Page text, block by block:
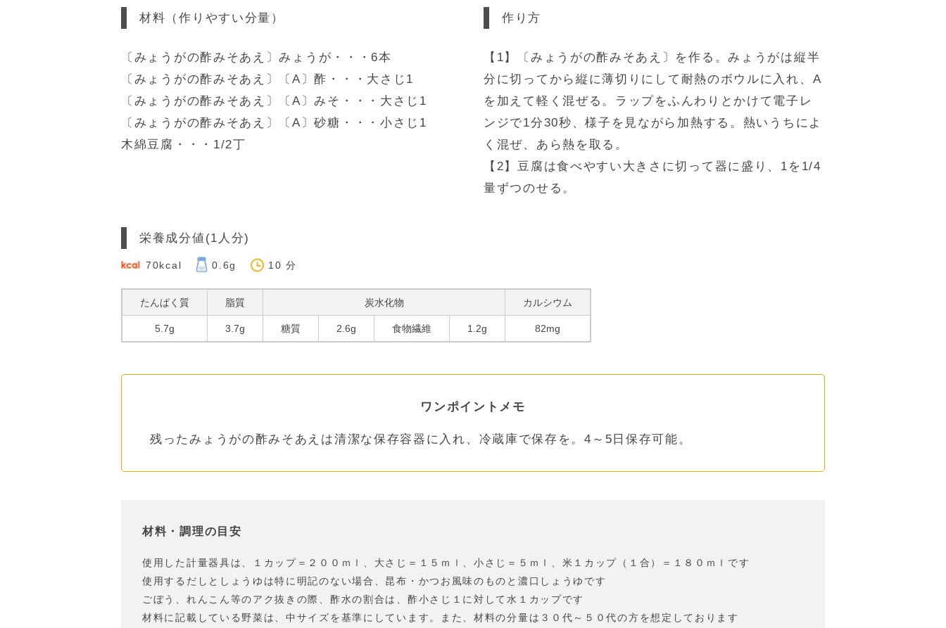
材料 （作りやすい分量）
〔みょうがの酢みそあえ〕みょうが・・・6本
〔みょうがの酢みそあえ〕〔A〕酢・・・大さじ1
〔みょうがの酢みそあえ〕〔A〕みそ・・・大さじ1
〔みょうがの酢みそあえ〕〔A〕砂糖・・・小さじ1
木綿豆腐・・・1/2丁
作り方
【1】〔みょうがの酢みそあえ〕を作る。みょうがは縦半
分に切ってから縦に薄切りにして耐熱のボウルに入れ、A
を加えて軽く混ぜる。ラップをふんわりとかけて電子レ
ンジで1分30秒、様子を見ながら加熱する。熱いうちによ
く混ぜ、あら熱を取る。
【2】豆腐は食べやすい大きさに切って器に盛り、1を1/4
量ずつのせる。
栄養成分値 (1人分)
70kcal 0.6g 10 分
たんぱく質 脂質 炭水化物 カルシウム
5.7g 3.7g 糖質 2.6g 食物繊維 1.2g 82mg
ワンポイントメモ
残ったみょうがの酢みそあえは清潔な保存容器に入れ、冷蔵庫で保存を。4～5日保存可能。
材料・調理の目安
使用した計量器具は、１カップ＝２００ｍｌ、大さじ＝１５ｍｌ、小さじ＝５ｍｌ、米１カップ（１合）＝１８０ｍｌです
使用するだしとしょうゆは特に明記のない場合、昆布・かつお風味のものと濃口しょうゆです
ごぼう、れんこん等のアク抜きの際、酢水の割合は、酢小さじ１に対して水１カップです
材料に記載している野菜は、中サイズを基準にしています。また、材料の分量は３０代～５０代の方を想定しております